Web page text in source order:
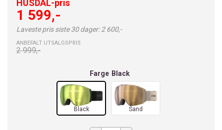
HUSDAL-pris
1 599,-
Laveste pris siste 30 dager: 2 600,-
ANBEFALT UTSALGSPRIS
2 999,-
Farge Black
Black Sand